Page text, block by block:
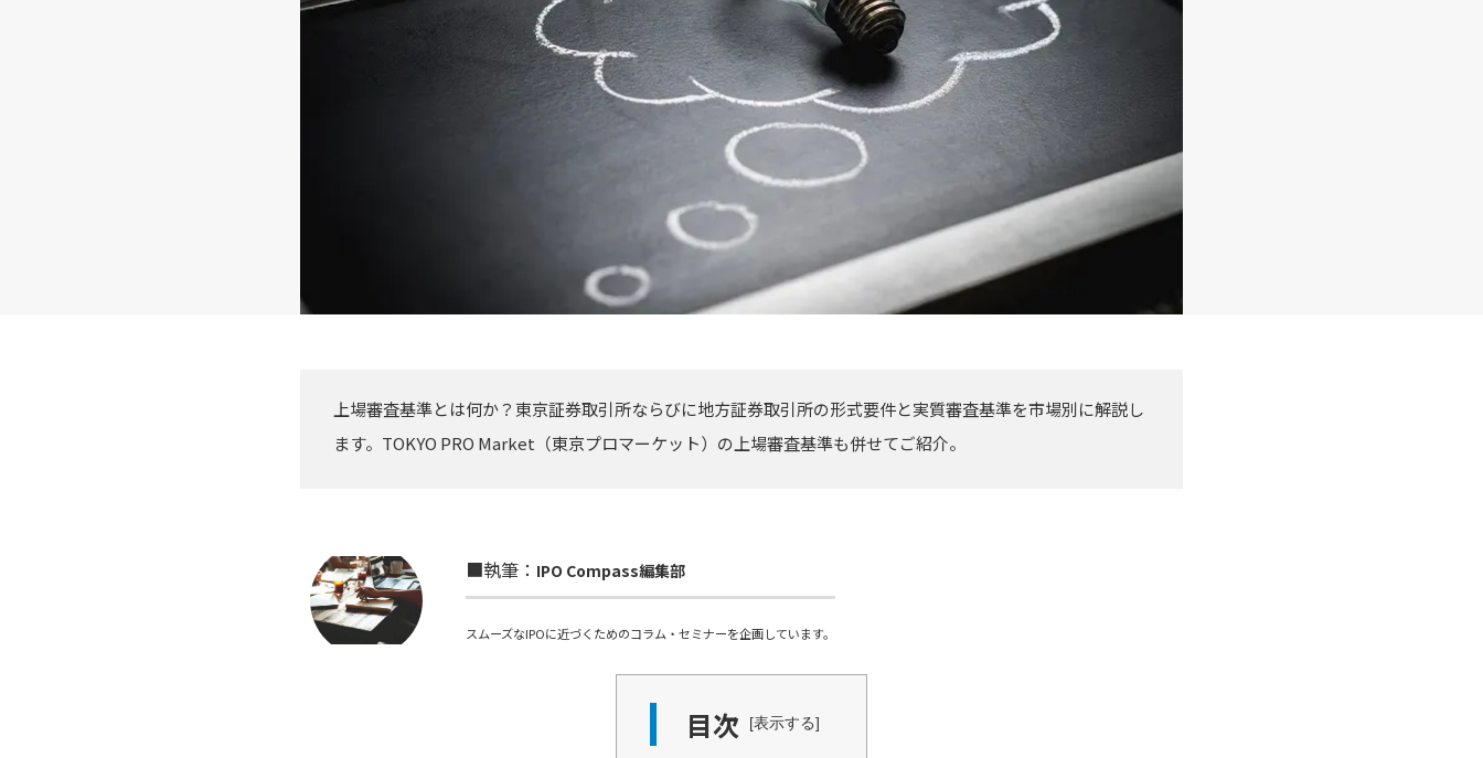
上場審査基準とは何か？東京証券取引所ならびに地方証券取引所の形式要件と実質審査基準を市場別に解説し
ます。TOKYO PRO Market（東京プロマーケット）の上場審査基準も併せてご紹介。
■執筆： IPO Compass編集部
スムーズなIPOに近づくためのコラム・セミナーを企画しています。
目次 表示する